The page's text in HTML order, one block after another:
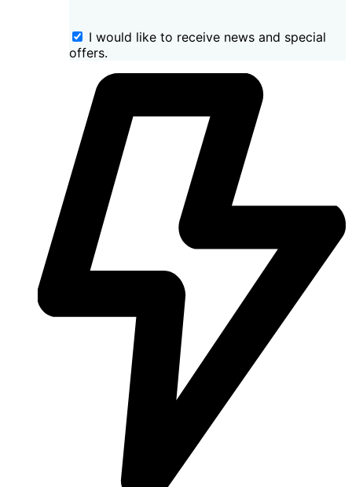
I would like to receive news and special
offers.